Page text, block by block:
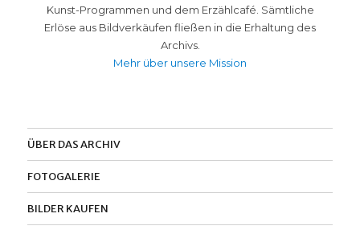
Kunst-Programmen und dem Erzählcafé. Sämtliche
Erlöse aus Bildverkäufen fließen in die Erhaltung des
Archivs.
Mehr über unsere Mission
ÜBER DAS ARCHIV
FOTOGALERIE
BILDER KAUFEN